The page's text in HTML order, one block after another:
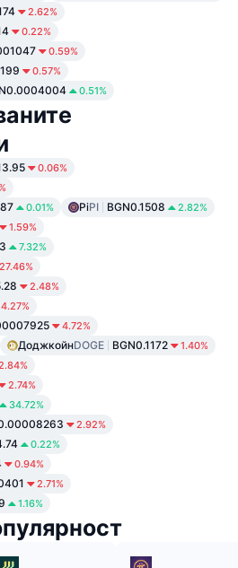
2.62%
0.22%
0.59%
0.57%
0.51%
0.06%
0.01% PiPI BGN0.1508 2.82%
1.59%
7.32%
27.46%
2.48%
4.27%
4.72%
ДоджкойнDOGE BGN0.1172 1.40%
2.74%
34.72%
2.92%
0.22%
0.94%
2.71%
1.16%